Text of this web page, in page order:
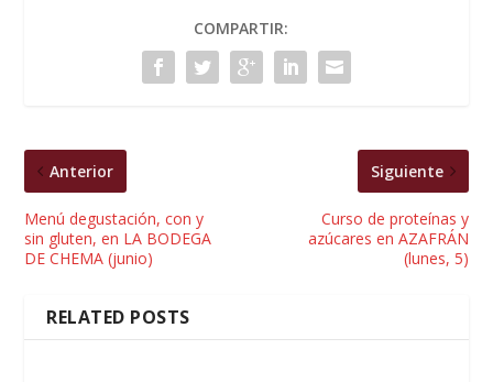
COMPARTIR:
Anterior
Menú degustación, con y
sin gluten, en LA BODEGA
DE CHEMA (junio)
Siguiente
Curso de proteínas y
azúcares en AZAFRÁN
(lunes, 5)
RELATED POSTS